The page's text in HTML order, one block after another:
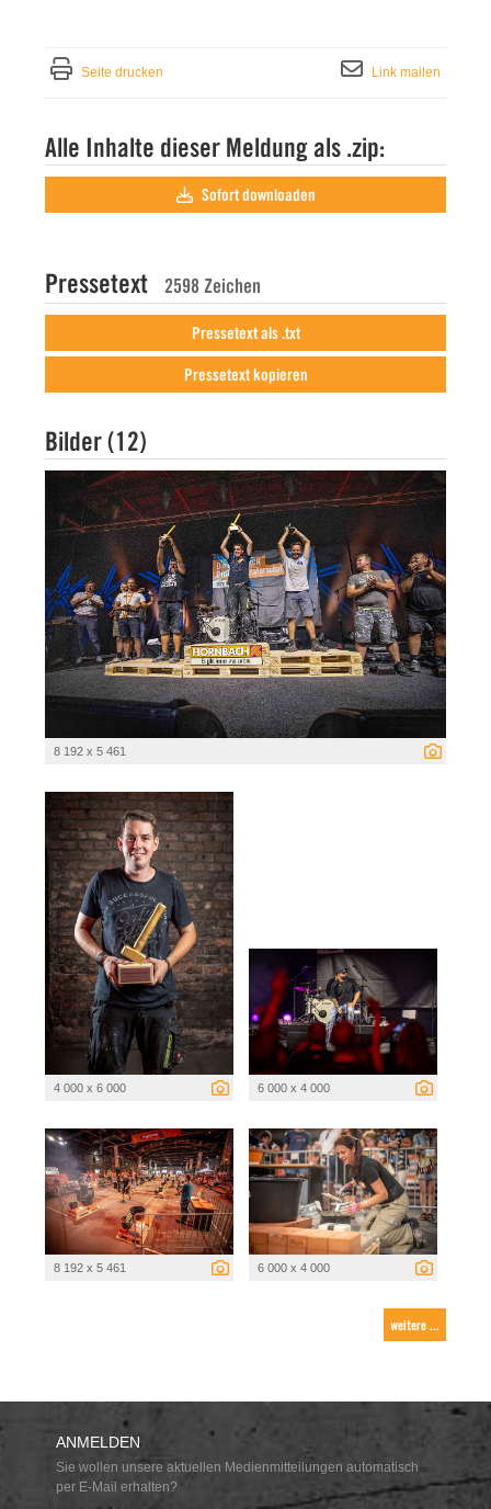
Seite drucken Link mailen
Alle Inhalte dieser Meldung als .zip:
Sofort downloaden
Pressetext 2598 Zeichen
Pressetext als .txt
Pressetext kopieren
Bilder (12)
8 192 x 5 461
4 000 x 6 000 6 000 x 4 000
8 192 x 5 461 6 000 x 4 000
weitere ...
ANMELDEN
Sie wollen unsere aktuellen Medienmitteilungen automatisch
per E-Mail erhalten?